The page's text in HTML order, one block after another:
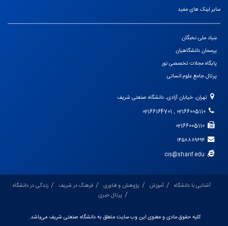
سایر لینک های مفید
بنیاد ملی نخبگان
پرسمان دانشگاهیان
پایگاه مجلات تخصصی نور
پرتال جامع علوم انسانی
تهران، خیابان آزادی، دانشگاه صنعتی شریف
02166005110 , 02166164701
02166005110
۱۴۵۸۸۸۹۶۹۴
cis@sharif.edu
آشنایی با دانشگاه آموزش پژوهش و فناوری فرهنگ در شریف
زندگی در دانشگاه
پرتال خبری
کلیه حقوق مادی و معنوی این وب سایت متعلق به دانشگاه صنعتی شریف می‌باشد.